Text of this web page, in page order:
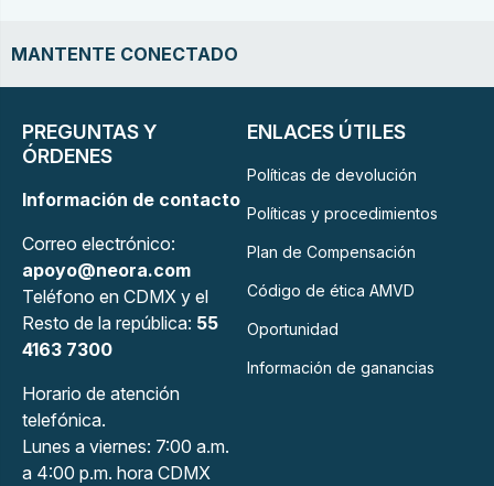
MANTENTE CONECTADO
PREGUNTAS Y
ÓRDENES
Información de contacto
Correo electrónico:
apoyo@neora.com
Teléfono en CDMX y el
Resto de la república: 55
4163 7300
Horario de atención
telefónica.
Lunes a viernes: 7:00 a.m.
a 4:00 p.m. hora CDMX
ENLACES ÚTILES
Políticas de devolución
Políticas y procedimientos
Plan de Compensación
Código de ética AMVD
Oportunidad
Información de ganancias